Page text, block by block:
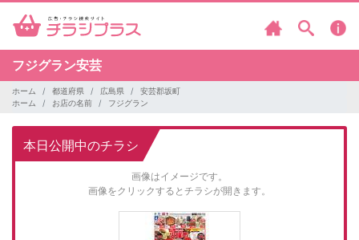
フジグラン安芸
ホーム 都道府県 広島県
安芸郡坂町
ホーム
お店の名前 フジグラン
本日公開中のチラシ
画像はイメージです。
画像をクリックするとチラシが開きます。